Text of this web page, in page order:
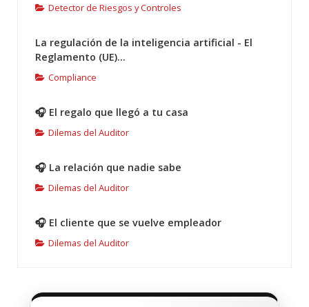
Detector de Riesgos y Controles
La regulación de la inteligencia artificial - El
Reglamento (UE)...
Compliance
🎧 El regalo que llegó a tu casa
Dilemas del Auditor
🎧 La relación que nadie sabe
Dilemas del Auditor
🎧 El cliente que se vuelve empleador
Dilemas del Auditor